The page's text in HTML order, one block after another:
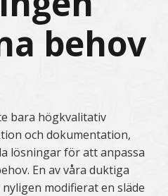
behov
bara högkvalitativ
och dokumentation,
lösningar för att anpassa
En av våra duktiga
modifierat en släde